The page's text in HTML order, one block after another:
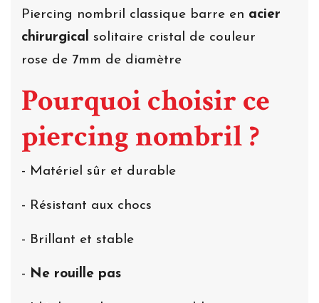
Piercing nombril classique barre en acier
chirurgical
solitaire cristal de couleur
rose de 7mm de diamètre
Pourquoi choisir ce
piercing nombril ?
- Matériel sûr et durable
- Résistant aux chocs
- Brillant et stable
- Ne rouille pas